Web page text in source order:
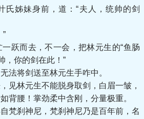
姊妹身前，道：“夫人，统帅的剑
而去，不一会，把林元生的“鱼肠
，你的剑在此！”
将剑送至林元生手咋中。
林元生不能脱身取剑，白眉一皱，
背腰！掌劲柔中含刚，分量极重。
刹神尼，梵刹神尼乃是百年前，名